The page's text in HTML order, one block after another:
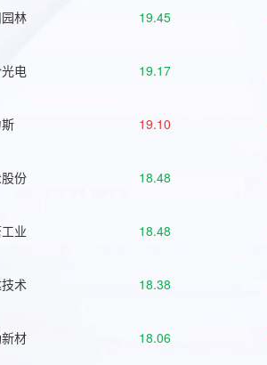
林 19.45
电 19.17
19.10
份 18.48
业 18.48
术 18.38
材 18.06